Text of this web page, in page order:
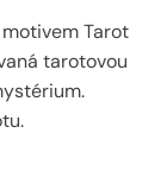
Tarot
tarotovou